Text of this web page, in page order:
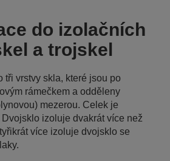
do izolačních
a trojskel
tři vrstvy skla, které jsou po
rámečkem a odděleny
mezerou. Celek je
izoluje dvakrát více než
více izoluje dvojsklo se